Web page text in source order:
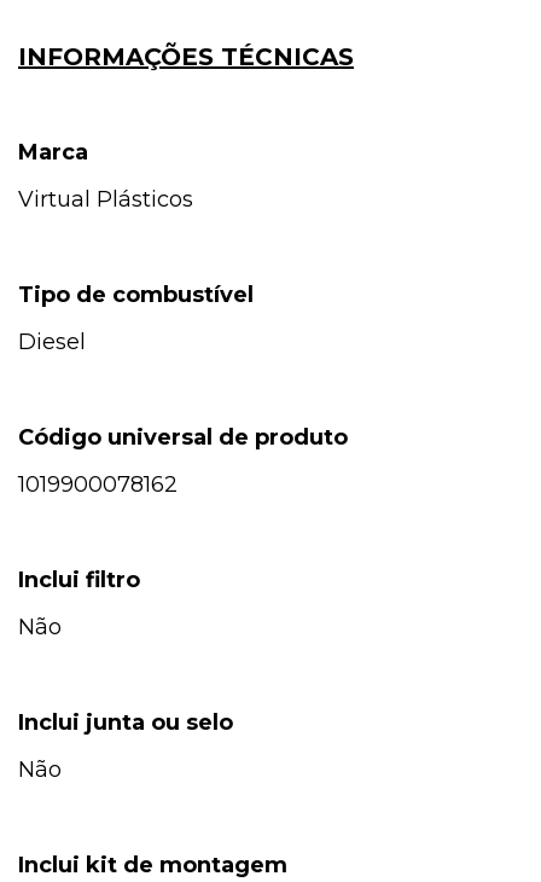
INFORMAÇÕES TÉCNICAS
Marca
Virtual Plásticos
Tipo de combustível
Diesel
Código universal de produto
1019900078162
Inclui filtro
Não
Inclui junta ou selo
Não
Inclui kit de montagem